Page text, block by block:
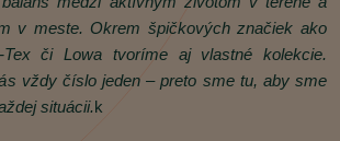
v meste. Okrem špičkových značiek ako
či Lowa tvoríme aj vlastné kolekcie.
vždy číslo jeden – preto sme tu, aby sme
situácii.k